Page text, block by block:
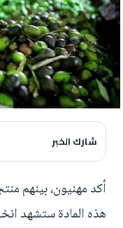
شارك الخبر
أكد مهنيون، بينهم
هذه المادة ستشهد